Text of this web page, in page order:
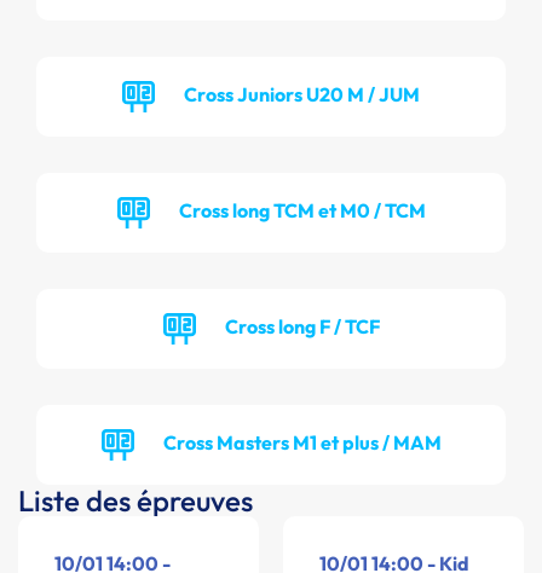
Cross Juniors U20 M / JUM
Cross long TCM et M0 / TCM
Cross long F / TCF
Cross Masters M1 et plus / MAM
Liste des épreuves
10/01 14:00 -
10/01 14:00 - Kid